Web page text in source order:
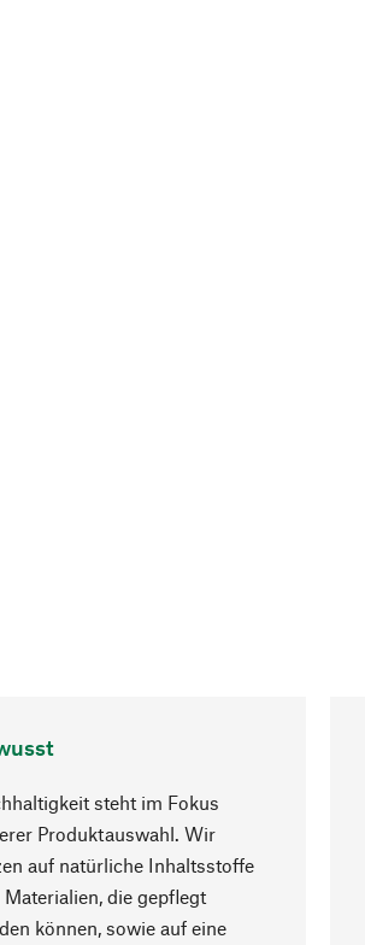
steht im Fokus
Produktauswahl. Wir
auf natürliche Inhaltsstoffe
Materialien, die gepflegt
können, sowie auf eine